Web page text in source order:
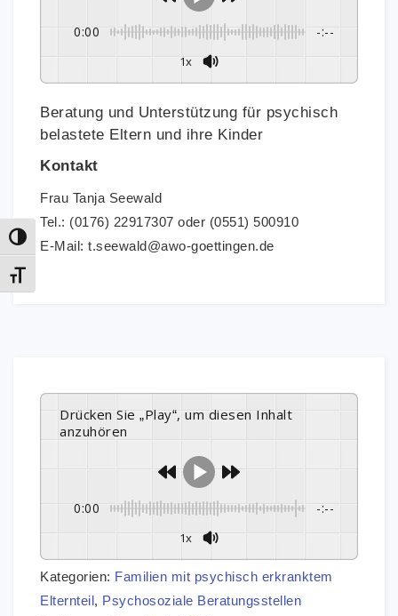
Umschalten auf hohe Kontraste
Schrift vergrößern
Drücken Sie „Play“, um diesen Inhalt
anzuhören
0:00 -:--
1x
Kategorien: Familien mit psychisch erkranktem
Elternteil, Psychosoziale Beratungsstellen
0:00 -:--
1x
Beratung und Unterstützung für psychisch
belastete Eltern und ihre Kinder
Kontakt
Frau Tanja Seewald
Tel.: (0176) 22917307 oder (0551) 500910
E-Mail: t.seewald@awo-goettingen.de